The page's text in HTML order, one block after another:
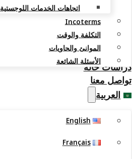
اتجاهات الخدمات اللوجستية
Incoterms
التكلفة والوقت
الموانئ والحاويات
الأسئلة الشائعةدراسات حالة
تواصل معنا
العربية
English
Français